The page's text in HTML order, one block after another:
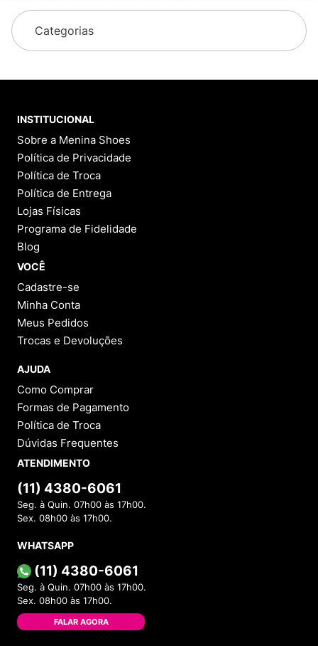
Categorias
INSTITUCIONAL
Sobre a Menina Shoes
Política de Privacidade
Política de Troca
Política de Entrega
Lojas Físicas
Programa de Fidelidade
Blog
VOCÊ
Cadastre-se
Minha Conta
Meus Pedidos
Trocas e Devoluções
AJUDA
Como Comprar
Formas de Pagamento
Política de Troca
Dúvidas Frequentes
ATENDIMENTO
(11) 4380-6061
Seg. à Quin. 07h00 às 17h00.
Sex. 08h00 às 17h00.
WHATSAPP
(11) 4380-6061
Seg. à Quin. 07h00 às 17h00.
Sex. 08h00 às 17h00.
FALAR AGORA